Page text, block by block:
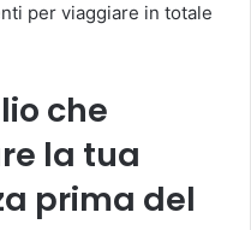
per viaggiare in totale
che
la tua
prima del